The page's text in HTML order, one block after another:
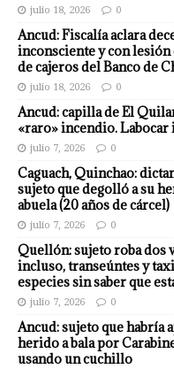
julio 18, 2026 0
Ancud: Fiscalía aclara
inconsciente y con
de cajeros del Banco de
julio 18, 2026 0
Ancud: capilla de El
«raro» incendio. Labocar
julio 7, 2026 0
Caguach, Quinchao:
sujeto que degolló a su
abuela (20 años de cárcel)
julio 7, 2026 0
Quellón: sujeto roba dos
incluso, transeúntes y
especies sin saber que
julio 7, 2026 0
Ancud: sujeto que habría
herido a bala por
usando un cuchillo